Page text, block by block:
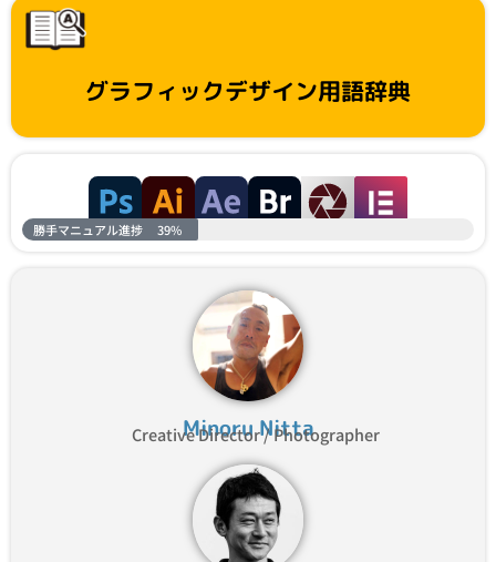
グラフィックデザイン用語辞典
勝手マニュアル進捗 39%
Minoru Nitta
Creative Director / Photographer